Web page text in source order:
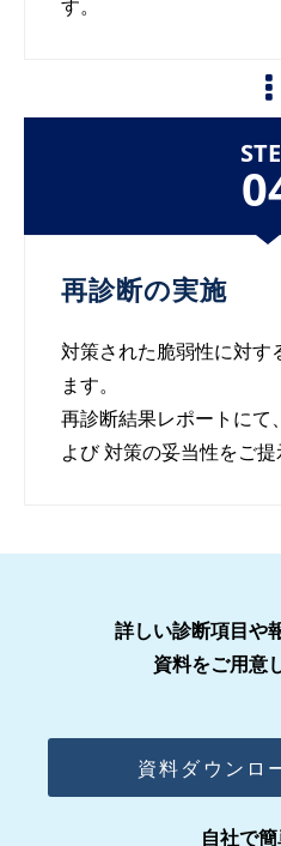
す。
再診断の実施
対策された脆弱性に対す
ます。
再診断結果レポートにて
よび 対策の妥当性をご提
詳しい診断項目や
資料をご用意
資料ダウンロ
自社で簡